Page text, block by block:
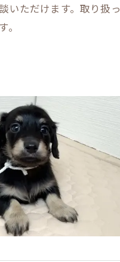
いただけます。取り扱